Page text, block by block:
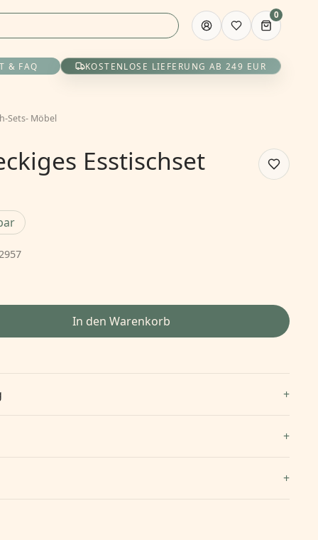
0
& FAQ KOSTENLOSE LIEFERUNG AB 249 EUR
Sets- Möbel
Esstischset
In den Warenkorb